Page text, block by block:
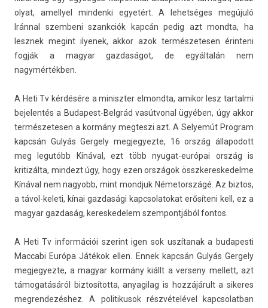
olyat, amel­lyel min­denki egyetért. A lehet­séges megújuló
Iránnal szem­beni szankciók kapcán pedig azt mondta, ha
lesznek megint il­yenek, akkor azok ter­mészetes­en érin­teni
fogják a magyar gaz­daságot, de egyáltalán nem
nagymértékben.
A Heti Tv kérdésére a miniszt­er el­mondta, amikor lesz tar­talmi
be­jelen­tés a Budapest-Belgrád vasút­von­al ügyében, úgy akkor
ter­mészetes­en a kormány meg­teszi azt. A Selyemút Pro­gram
kapcsán Gulyás Ger­ge­ly meg­jegyez­te, 16 ország állapodott
meg legutóbb Kínával, ezt több nyugat-európai ország is
kritizál­ta, min­dezt úgy, hogy ezen országok összkeres­kedel­me
Kínával nem nagyobb, mint mondjuk Németországé. Az bi­ztos,
a távol-keleti, kínai gaz­dasági kapcsolatokat erősíteni kell, ez a
magyar gaz­daság, keres­kedelem szem­pontjából fon­tos.
A Heti Tv in­for­mációi szerint igen sok uszítanak a budapes­ti
Mac­cabi Európa Játékok ellen. Ennek kapcsán Gulyás Ger­ge­ly
meg­jegyez­te, a magyar kormány kiállt a ver­seny mel­lett, azt
támogatásáról bi­ztosítot­ta, an­yagilag is hozzájárult a sikeres
meg­rendezés­hez. A politikusok részvételével kapcsolat­ban